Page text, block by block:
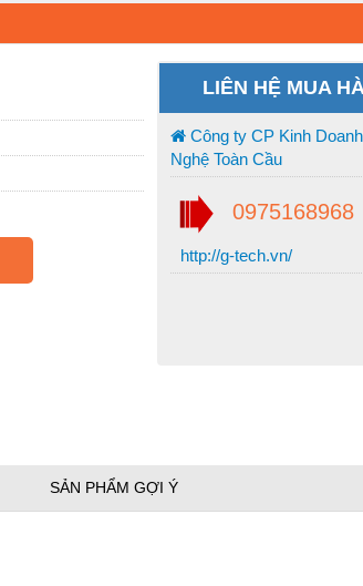
LIÊN HỆ MUA
Công ty CP Kinh
Nghệ Toàn Cầu
0975168968
http://g-tech.vn/
SẢN PHẨM GỢI Ý